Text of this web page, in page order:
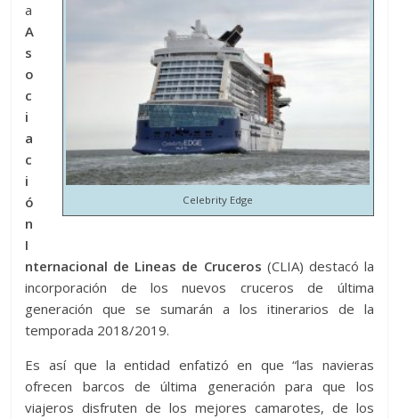
Celebrity Edge
a
A
s
o
c
i
a
c
i
ó
n
I
nternacional de Lineas de Cruceros (CLIA) destacó la
incorporación de los nuevos cruceros de última
generación que se sumarán a los itinerarios de la
temporada 2018/2019.
Es así que la entidad enfatizó en que “las navieras
ofrecen barcos de última generación para que los
viajeros disfruten de los mejores camarotes, de los